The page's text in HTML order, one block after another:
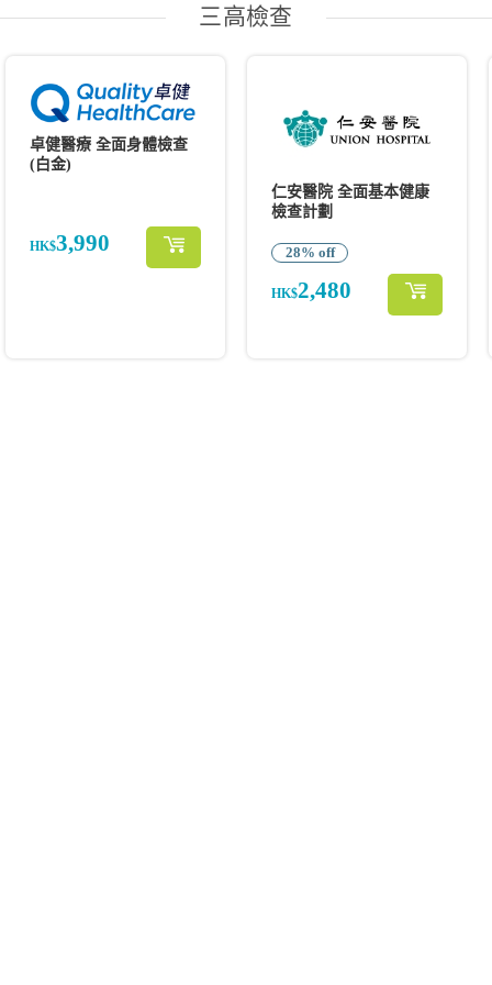
三高檢查
卓健醫療 全面身體檢查
(白金)
HK$3,990
仁安醫院 全面基本健康
檢查計劃
28% off
HK$2,480